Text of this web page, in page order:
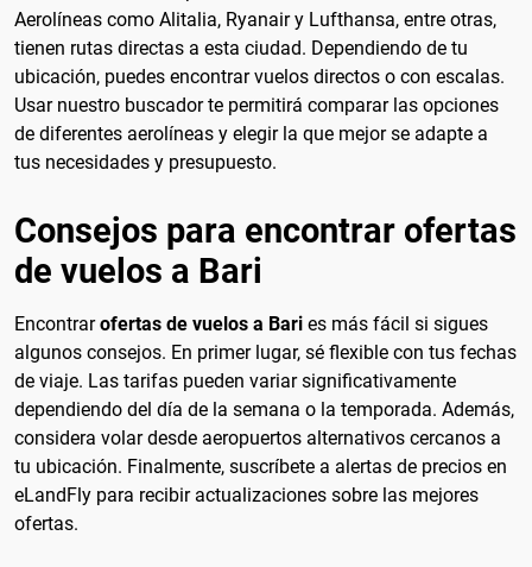
Aerolíneas como Alitalia, Ryanair y Lufthansa, entre otras,
tienen rutas directas a esta ciudad. Dependiendo de tu
ubicación, puedes encontrar vuelos directos o con escalas.
Usar nuestro buscador te permitirá comparar las opciones
de diferentes aerolíneas y elegir la que mejor se adapte a
tus necesidades y presupuesto.
Consejos para encontrar ofertas
de vuelos a Bari
Encontrarofertas de vuelos a Bari es más fácil si sigues
algunos consejos. En primer lugar, sé flexible con tus fechas
de viaje. Las tarifas pueden variar significativamente
dependiendo del día de la semana o la temporada. Además,
considera volar desde aeropuertos alternativos cercanos a
tu ubicación. Finalmente, suscríbete a alertas de precios en
eLandFly para recibir actualizaciones sobre las mejores
ofertas.